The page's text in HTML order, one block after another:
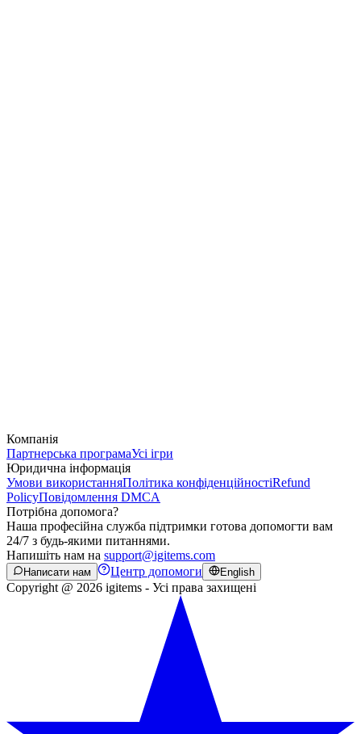
Компанія
Партнерська програмаУсі ігри
Юридична інформація
Умови використанняПолітика конфіденційностіRefund
PolicyПовідомлення DMCA
Потрібна допомога?
Наша професійна служба підтримки готова допомогти вам
24/7 з будь-якими питаннями.
Напишіть нам на support@igitems.com
Написати нам Центр допомоги English
Copyright @ 2026 igitems - Усі права захищені